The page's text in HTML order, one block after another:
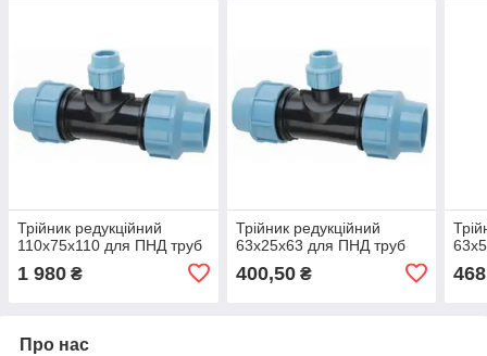
Трійник редукційний
110х75х110 для ПНД труб
1 980 ₴
Трійник редукційний
63х25х63 для ПНД труб
400,50₴ 468
Про нас